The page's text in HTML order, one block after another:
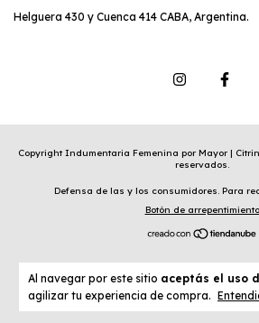
Al navegar por este sitio aceptás el uso
agilizar tu experiencia de compra.
Helguera 430 y Cuenca 414 CABA, Argentina.
Copyright Indumentaria Femenina por Mayor |
reservados.
Defensa de las y los consumidores. Para
Botón de arrepentimiento